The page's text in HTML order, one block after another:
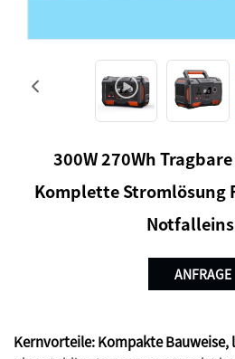
300W 270Wh
Komplette Stromlösung
ANFRAGE
Kernvorteile: Kompakte Bauweise,